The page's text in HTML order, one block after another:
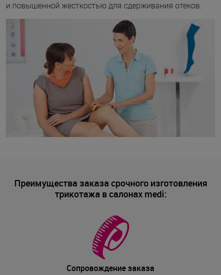
и повышенной жесткостью для сдерживания отеков.
Преимущества заказа срочного изготовления
трикотажа в салонах medi:
Сопровождение заказа